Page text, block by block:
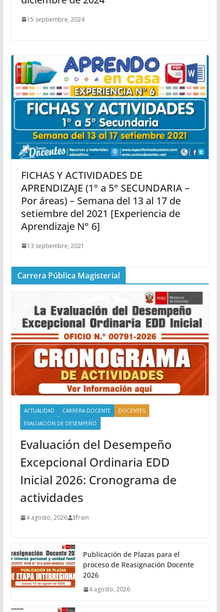
15 septiembre, 2024
FICHAS Y ACTIVIDADES DE
APRENDIZAJE (1° a 5° SECUNDARIA –
Por áreas) – Semana del 13 al 17 de
setiembre del 2021 [Experiencia de
Aprendizaje N° 6]
13 septiembre, 2021
Carrera Pública Magisterial
ACTUALIDAD CARRERA DOCENTE
DOCENTES
EVALUACIÓN DE DESEMPEÑO
Evaluación del Desempeño
Excepcional Ordinaria EDD
Inicial 2026: Cronograma de
actividades
4 agosto, 2026 Efrain
Publicación de Plazas para el
proceso de Reasignación Docente
2026
4 agosto, 2026